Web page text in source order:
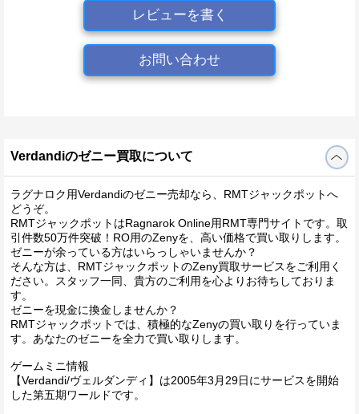
レビューを書く
お問い合わせ
Verdandiのゼニー買取について
ラグナロク用Verdandiのゼニー売却なら、RMTジャックポットへ
どうぞ。
RMTジャックポットはRagnarok Online用RMT専門サイトです。取
引件数50万件突破！RO用のZenyを、高い価格で買い取りします。
ゼニーが余っている方はいらっしゃいませんか？
そんな方は、RMTジャックポットのZeny買取サービスをご利用く
ださい。スタッフ一同、貴方のご利用を心よりお待ちしておりま
す。
ゼニーを現金に換金しませんか？
RMTジャックポットでは、積極的なZenyの買い取りを行っていま
す。あなたのゼニーを全力で買い取りします。
ゲームミニ情報
【Verdandi/ヴェルダンディ】は2005年3月29日にサービスを開始
した第五期ワールドです。